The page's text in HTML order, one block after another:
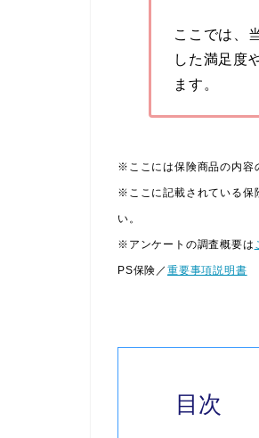
ここでは、
した満足度
ます。
※ここには保険商品の内容
※ここに記載されている保
い。
※アンケートの調査概要は
PS保険／ 重要事項説明書
目次